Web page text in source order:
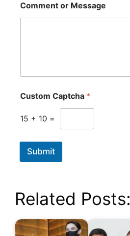
Comment or Message
Custom Captcha *
15 + 10 =
Submit
Related Posts: